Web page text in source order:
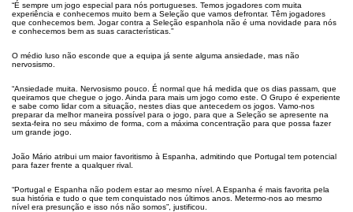
“É sempre um jogo especial para nós portugueses. Temos jogadores com muita
experiência e conhecemos muito bem a Seleção que vamos defrontar. Têm jogadores
que conhecemos bem. Jogar contra a Seleção espanhola não é uma novidade para nós
e conhecemos bem as suas características.”
O médio luso não esconde que a equipa já sente alguma ansiedade, mas não
nervosismo.
“Ansiedade muita. Nervosismo pouco. É normal que há medida que os dias passam, que
queiramos que chegue o jogo. Ainda para mais um jogo como este. O Grupo é experiente
e sabe como lidar com a situação, nestes dias que antecedem os jogos. Vamo-nos
preparar da melhor maneira possível para o jogo, para que a Seleção se apresente na
sexta-feira no seu máximo de forma, com a máxima concentração para que possa fazer
um grande jogo.
João Mário atribui um maior favoritismo à Espanha, admitindo que Portugal tem potencial
para fazer frente a qualquer rival.
“Portugal e Espanha não podem estar ao mesmo nível. A Espanha é mais favorita pela
sua história e tudo o que tem conquistado nos últimos anos. Metermo-nos ao mesmo
nível era presunção e isso nós não somos”, justificou.